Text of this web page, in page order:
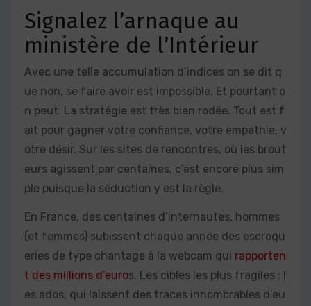
Signalez l’arnaque au
ministère de l’Intérieur
Avec une telle accumulation d’indices on se dit q
ue non, se faire avoir est impossible. Et pourtant o
n peut. La stratégie est très bien rodée. Tout est f
ait pour gagner votre confiance, votre empathie, v
otre désir. Sur les sites de rencontres, où les brout
eurs agissent par centaines, c’est encore plus sim
ple puisque la séduction y est la règle.
En France, des centaines d’internautes, hommes
(et femmes) subissent chaque année des escroqu
eries de type chantage à la webcam qui rapporten
t des millions d’euros. Les cibles les plus fragiles : l
es ados, qui laissent des traces innombrables d’eu